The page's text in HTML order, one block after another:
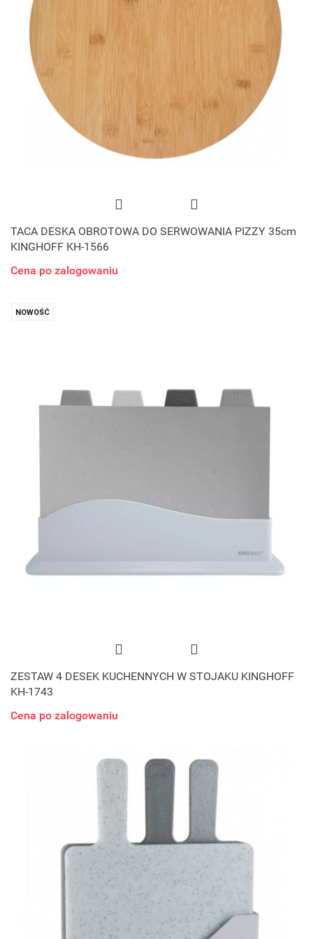
TACA DESKA OBROTOWA DO SERWOWANIA PIZZY 35cm
KINGHOFF KH-1566
Cena po zalogowaniu
NOWOŚĆ
ZESTAW 4 DESEK KUCHENNYCH W STOJAKU KINGHOFF
KH-1743
Cena po zalogowaniu